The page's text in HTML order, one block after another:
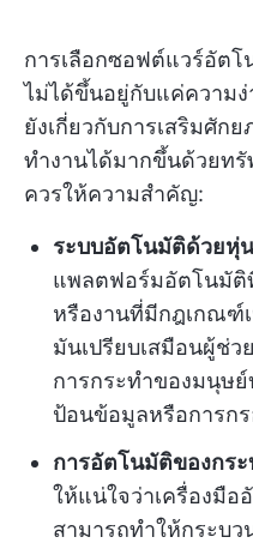
การเลือกซอฟต์แวร์อัต
ไม่ได้ขึ้นอยู่กับแค่ความง่
ยังเกี่ยวกับการเสริมศัก
ทำงานได้มากขึ้นด้วยท
ควรให้ความสำคัญ:
ระบบอัตโนมัติด้วยหุ่
แพลตฟอร์มอัตโนมัติ
หรืองานที่มีกฎเกณฑ์
มันเปรียบเสมือนผู้ช่
การกระทำของมนุษ
ป้อนข้อมูลหรือการก
การอัตโนมัติของกร
ให้แน่ใจว่าเครื่องมื
สามารถทำให้กระบ